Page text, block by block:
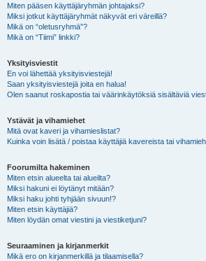
Miten pääsen käyttäjäryhmän johtajaksi?
Miksi jotkut käyttäjäryhmät näkyvät eri väreillä?
Mikä on “oletusryhmä”?
Mikä on “Tiimi” linkki?
Yksityisviestit
En voi lähettää yksityisviestejä!
Saan yksityisviestejä joita en halua!
Olen saanut roskapostia tai väärinkäytöksiä sisältäviä
Ystävät ja vihamiehet
Mitä ovat kaveri ja vihamieslistat?
Kuinka voin lisätä / poistaa käyttäjiä kavereista tai
Foorumilta hakeminen
Miten etsin alueelta tai alueilta?
Miksi hakuni ei löytänyt mitään?
Miksi haku johti tyhjään sivuun!?
Miten etsin käyttäjiä?
Miten löydän omat viestini ja viestiketjuni?
Seuraaminen ja kirjanmerkit
Mikä ero on kirjanmerkillä ja tilaamisella?